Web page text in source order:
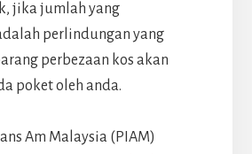
jika jumlah yang
perlindungan yang
perbezaan kos akan
poket oleh anda.
Am Malaysia (PIAM)